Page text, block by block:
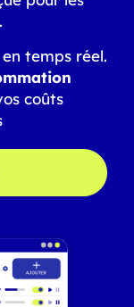
en temps réel.
coûts